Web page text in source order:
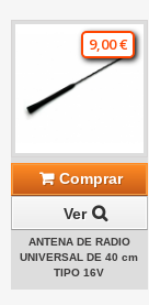
9,00 €
Comprar
Ver
ANTENA DE RADIO
UNIVERSAL DE 40 cm
TIPO 16V